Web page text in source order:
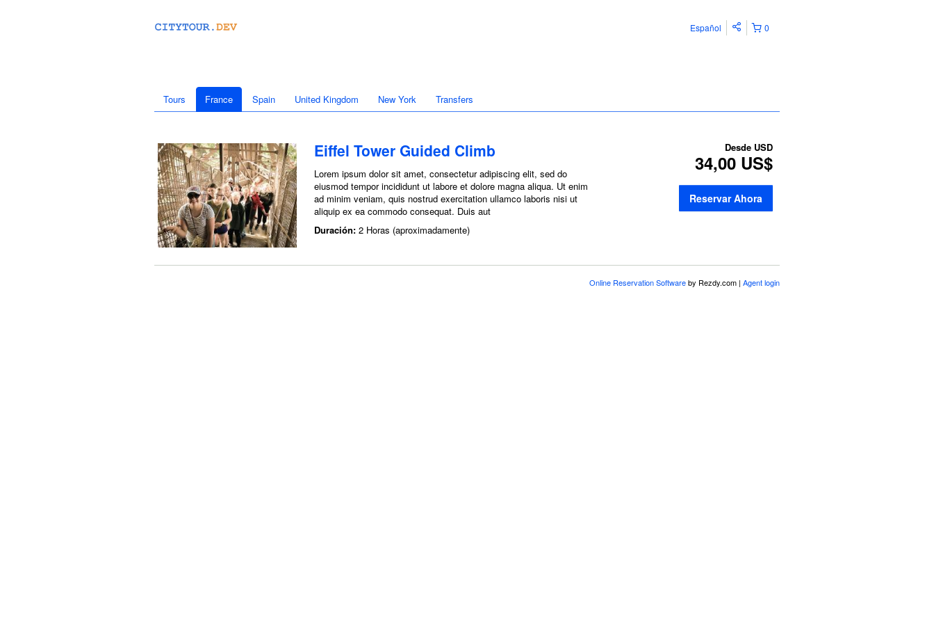
0
Español
Tours France Spain United Kingdom New York Transfers
Eiffel Tower Guided Climb
Lorem ipsum dolor sit amet, consectetur adipiscing elit, sed do
eiusmod tempor incididunt ut labore et dolore magna aliqua. Ut enim
ad minim veniam, quis nostrud exercitation ullamco laboris nisi ut
aliquip ex ea commodo consequat. Duis aut
Duración: 2 Horas (aproximadamente)
Desde USD
34,00 US$
Reservar Ahora
Online Reservation Softwareby Rezdy.com | Agent login